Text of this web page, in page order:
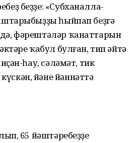
беҙҙе: «Субханалла-
һыйпап беҙгә
фәрештәләр ҡанаттарын
ҡабул булған, тип әйтә
һау, сәләмәт, тик
йәне йәннәттә
65 йәштәребеҙҙе